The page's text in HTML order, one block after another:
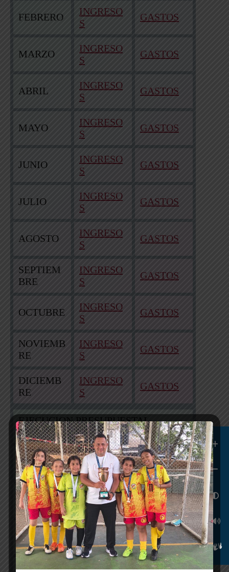
FEBRERO
INGRESO
S
GASTOS
MARZO
INGRESO
S
GASTOS
ABRIL
INGRESO
S
GASTOS
MAYO
INGRESO
S
GASTOS
JUNIO
INGRESO
S
GASTOS
JULIO
INGRESO
S
GASTOS
AGOSTO
INGRESO
S
GASTOS
SEPTIEM
BRE
INGRESO
S
GASTOS
OCTUBRE
INGRESO
S
GASTOS
NOVIEMB
RE
INGRESO
S
GASTOS
DICIEMB
RE
INGRESO
S
GASTOS
EJECUCION PRESUPUESTAL
VIGENCIA 2024
ENERO
INGRESO
S
GASTOS
FEBRERO
INGRESO
S
GASTOS
MARZO
INGRESO
S
GASTOS
INGRESO